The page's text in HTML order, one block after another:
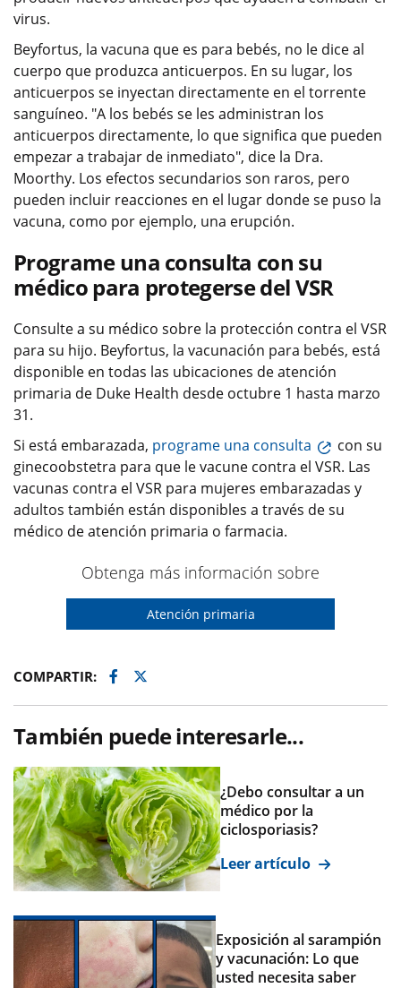
virus.
Beyfortus, la vacuna que es para bebés, no le dice al
cuerpo que produzca anticuerpos. En su lugar, los
anticuerpos se inyectan directamente en el torrente
sanguíneo. "A los bebés se les administran los
anticuerpos directamente, lo que significa que pueden
empezar a trabajar de inmediato", dice la Dra.
Moorthy. Los efectos secundarios son raros, pero
pueden incluir reacciones en el lugar donde se puso la
vacuna, como por ejemplo, una erupción.
Programe una consulta con su
médico para protegerse del VSR
Consulte a su médico sobre la protección contra el VSR
para su hijo. Beyfortus, la vacunación para bebés, está
disponible en todas las ubicaciones de atención
primaria de Duke Health desde octubre 1 hasta marzo
31.
Si está embarazada, programe una consulta
con su
ginecoobstetra para que le vacune contra el VSR. Las
vacunas contra el VSR para mujeres embarazadas y
adultos también están disponibles a través de su
médico de atención primaria o farmacia.
Obtenga más información sobre
Atención primaria
COMPARTIR: Facebook
Twitter
También puede interesarle...
¿Debo consultar a un
médico por la
ciclosporiasis?
Leer artículo
Exposición al sarampión
y vacunación: Lo que
usted necesita saber